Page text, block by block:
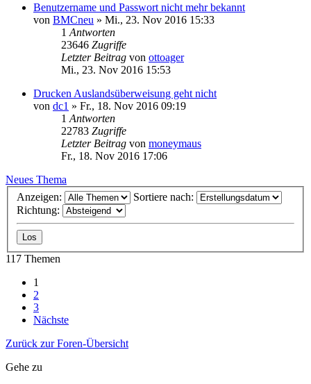
Benutzername und Passwort nicht mehr bekannt
von BMCneu » Mi., 23. Nov 2016 15:33
1 Antworten
23646 Zugriffe
Letzter Beitrag von ottoager
Mi., 23. Nov 2016 15:53
Drucken Auslandsüberweisung geht nicht
von dc1 » Fr., 18. Nov 2016 09:19
1 Antworten
22783 Zugriffe
Letzter Beitrag von moneymaus
Fr., 18. Nov 2016 17:06
Neues Thema
Anzeigen:
Sortiere nach:
Richtung:
117 Themen
1
2
3
Nächste
Zurück zur Foren-Übersicht
Gehe zu